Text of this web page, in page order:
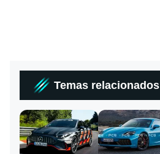
Temas relacionados